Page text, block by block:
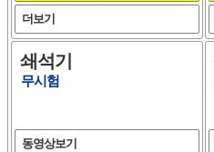
더보기
쇄석기
무시험
동영상보기